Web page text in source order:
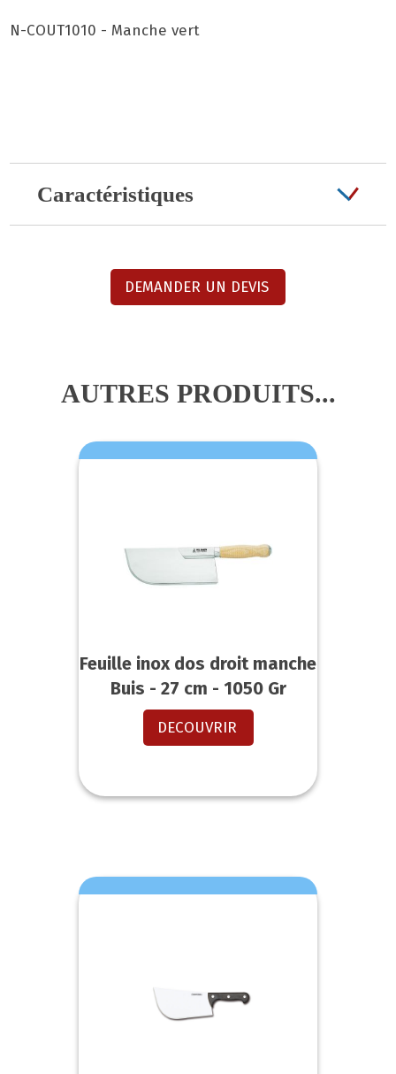
N-COUT1010 - Manche vert
Caractéristiques
DEMANDER UN DEVIS
AUTRES PRODUITS...
Feuille inox dos droit manche
Buis - 27 cm - 1050 Gr
DECOUVRIR